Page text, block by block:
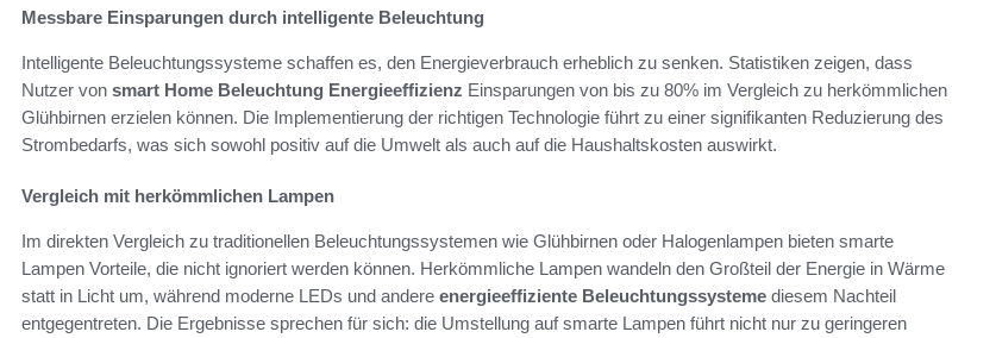
Messbare Einsparungen durch intelligente Beleuchtung
Intelligente Beleuchtungssysteme schaffen es, den Energieverbrauch erheblich zu senken. Statistiken zeigen, dass
Nutzer von smart Home Beleuchtung Energieeffizienz Einsparungen von bis zu 80% im Vergleich zu herkömmlichen
Glühbirnen erzielen können. Die Implementierung der richtigen Technologie führt zu einer signifikanten Reduzierung des
Strombedarfs, was sich sowohl positiv auf die Umwelt als auch auf die Haushaltskosten auswirkt.
Vergleich mit herkömmlichen Lampen
Im direkten Vergleich zu traditionellen Beleuchtungssystemen wie Glühbirnen oder Halogenlampen bieten smarte
Lampen Vorteile, die nicht ignoriert werden können. Herkömmliche Lampen wandeln den Großteil der Energie in Wärme
statt in Licht um, während moderne LEDs und andere energieeffiziente Beleuchtungssysteme diesem Nachteil
entgegentreten. Die Ergebnisse sprechen für sich: die Umstellung auf smarte Lampen führt nicht nur zu geringeren